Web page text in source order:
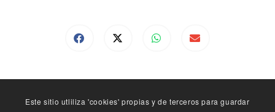
Este sitio utliliza 'cookies' propias y de terceros para guardar